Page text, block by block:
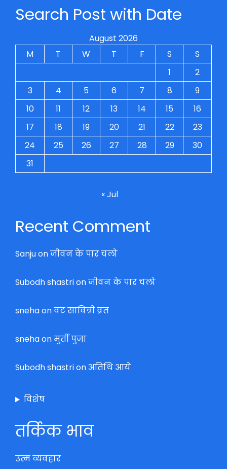
Search Post with Date
August 2026
M
T W T F S
S
1
2
3
4 5 6 7 8
9
10
11 12 13 14 15
16
17
18 19 20 21 22
23
24
25 26 27 28 29
30
31
« Jul
Recent Comment
Sanjuonजीवन के पार चलो
Subodh shastrionजीवन के पार चलो
snehaonवट सावित्री व्रत
snehaonमुर्ती पुजा
Subodh shastrionअतिथि आये
विशेष
तर्किक भाव
उत्म व्यवहार